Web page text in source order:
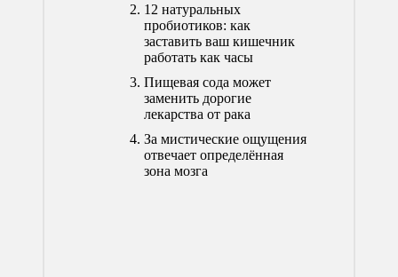
12 натуральных
пробиотиков: как
заставить ваш кишечник
работать как часы
Пищевая сода может
заменить дорогие
лекарства от рака
За мистические ощущения
отвечает определённая
зона мозга